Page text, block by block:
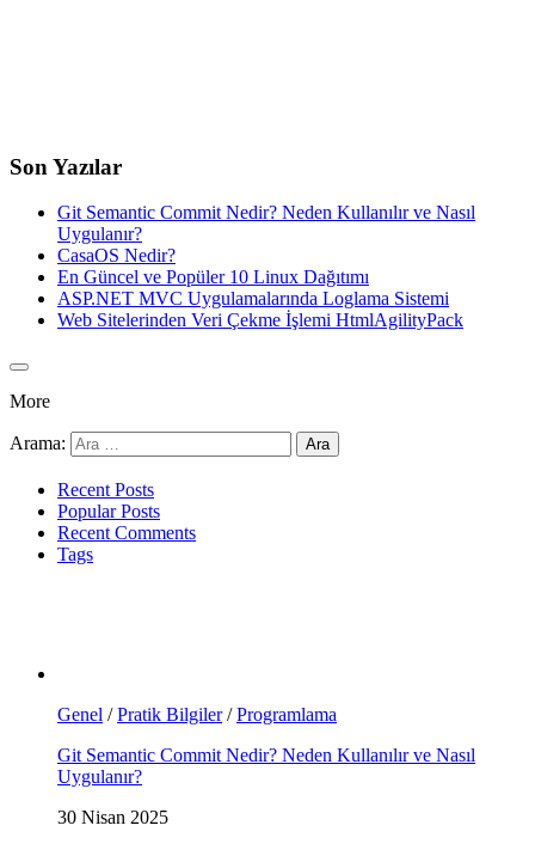
Son Yazılar
Git Semantic Commit Nedir? Neden Kullanılır ve Nasıl
Uygulanır?
CasaOS Nedir?
En Güncel ve Popüler 10 Linux Dağıtımı
ASP.NET MVC Uygulamalarında Loglama Sistemi
Web Sitelerinden Veri Çekme İşlemi HtmlAgilityPack
More
Arama:
Recent Posts
Popular Posts
Recent Comments
Tags
Genel /Pratik Bilgiler/Programlama
Git Semantic Commit Nedir? Neden Kullanılır ve Nasıl
Uygulanır?
30 Nisan 2025